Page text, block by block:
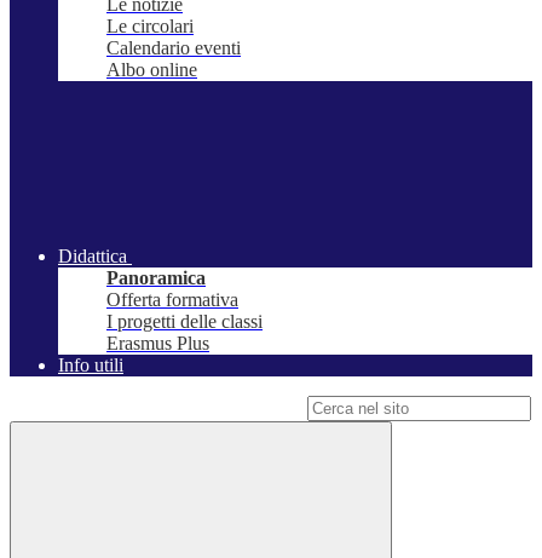
Le notizie
Le circolari
Calendario eventi
Albo online
Didattica
Panoramica
Offerta formativa
I progetti delle classi
Erasmus Plus
Info utili